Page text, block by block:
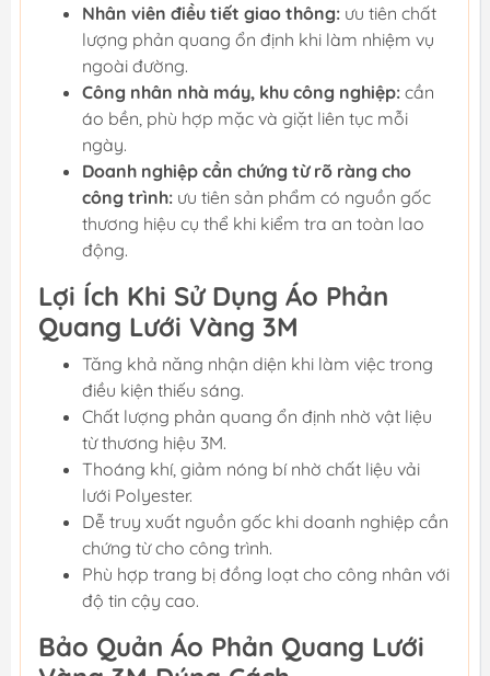
Nhân viên điều tiết giao thông: ưu tiên chất
lượng phản quang ổn định khi làm nhiệm vụ
ngoài đường.
Công nhân nhà máy, khu công nghiệp: cần
áo bền, phù hợp mặc và giặt liên tục mỗi
ngày.
Doanh nghiệp cần chứng từ rõ ràng cho
công trình: ưu tiên sản phẩm có nguồn gốc
thương hiệu cụ thể khi kiểm tra an toàn lao
động.
Lợi Ích Khi Sử Dụng Áo Phản
Quang Lưới Vàng 3M
Tăng khả năng nhận diện khi làm việc trong
điều kiện thiếu sáng.
Chất lượng phản quang ổn định nhờ vật liệu
từ thương hiệu 3M.
Thoáng khí, giảm nóng bí nhờ chất liệu vải
lưới Polyester.
Dễ truy xuất nguồn gốc khi doanh nghiệp cần
chứng từ cho công trình.
Phù hợp trang bị đồng loạt cho công nhân với
độ tin cậy cao.
Bảo Quản Áo Phản Quang Lưới